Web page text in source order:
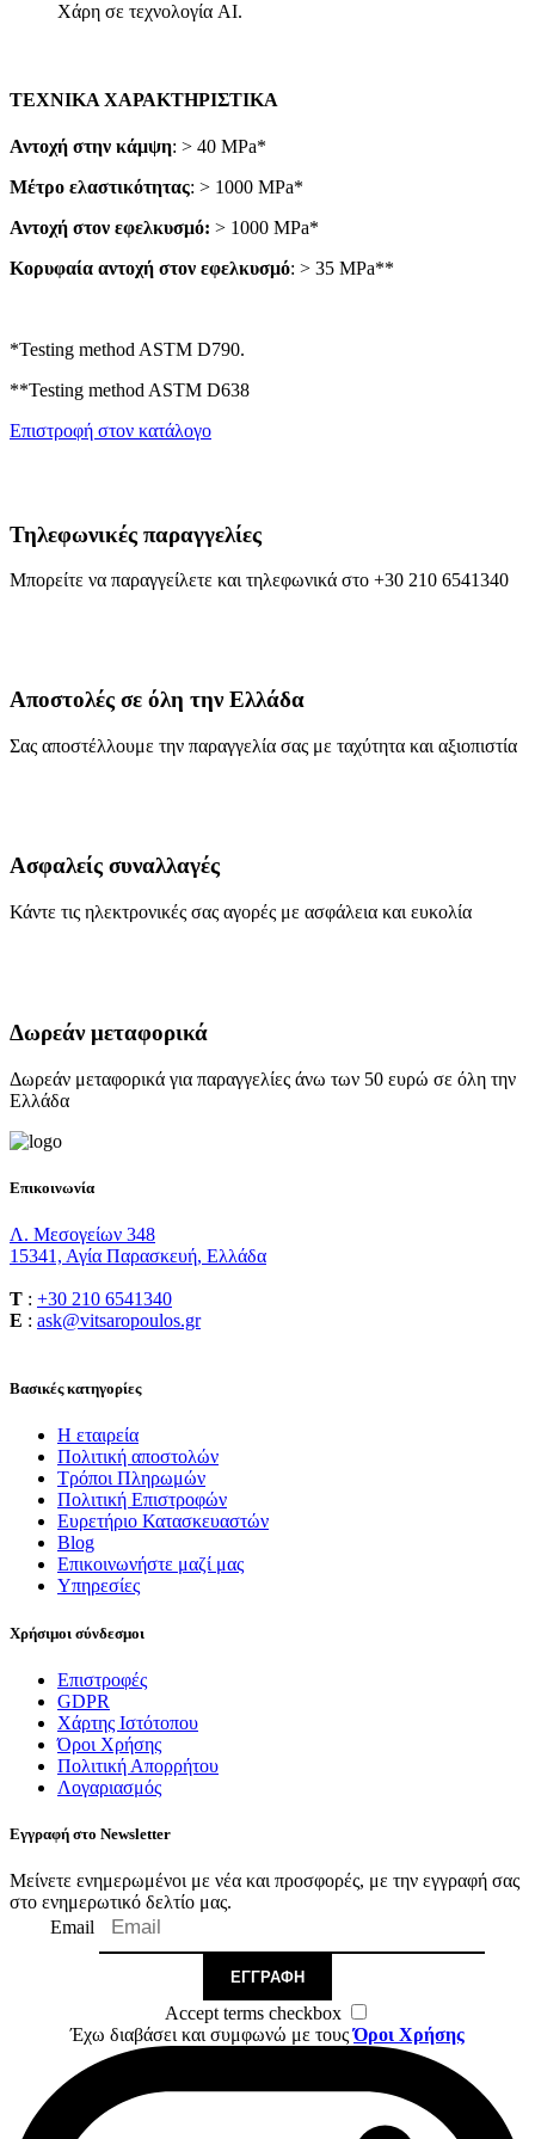
Χάρη σε τεχνολογία AI.
ΤΕΧΝΙΚΑ ΧΑΡΑΚΤΗΡΙΣΤΙΚΑ
Αντοχή στην κάμψη: > 40 MPa*
Μέτρο ελαστικότητας: > 1000 MPa*
Αντοχή στον εφελκυσμό: > 1000 MPa*
Κορυφαία αντοχή στον εφελκυσμό: > 35 MPa**
*Testing method ASTM D790.
**Testing method ASTM D638
Επιστροφή στον κατάλογο
Τηλεφωνικές παραγγελίες
Μπορείτε να παραγγείλετε και τηλεφωνικά στο +30 210 6541340
Αποστολές σε όλη την Ελλάδα
Σας αποστέλλουμε την παραγγελία σας με ταχύτητα και αξιοπιστία
Ασφαλείς συναλλαγές
Κάντε τις ηλεκτρονικές σας αγορές με ασφάλεια και ευκολία
Δωρεάν μεταφορικά
Δωρεάν μεταφορικά για παραγγελίες άνω των 50 ευρώ σε όλη την
Ελλάδα
Επικοινωνία
Λ. Μεσογείων 348
15341, Αγία Παρασκευή, Ελλάδα
T : +30 210 6541340
E : ask@vitsaropoulos.gr
Βασικές κατηγορίες
Η εταιρεία
Πολιτική αποστολών
Τρόποι Πληρωμών
Πολιτική Επιστροφών
Ευρετήριο Κατασκευαστών
Blog
Επικοινωνήστε μαζί μας
Υπηρεσίες
Χρήσιμοι σύνδεσμοι
Επιστροφές
GDPR
Χάρτης Ιστότοπου
Όροι Χρήσης
Πολιτική Απορρήτου
Λογαριασμός
Εγγραφή στο Newsletter
Μείνετε ενημερωμένοι με νέα και προσφορές, με την εγγραφή σας
στο ενημερωτικό δελτίο μας.
Email
ΕΓΓΡΑΦΉ
Accept terms checkbox
Έχω διαβάσει και συμφωνώ με τουςΌροι Χρήσης